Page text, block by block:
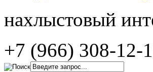
нахлыстовый
+7 (966) 308-12-